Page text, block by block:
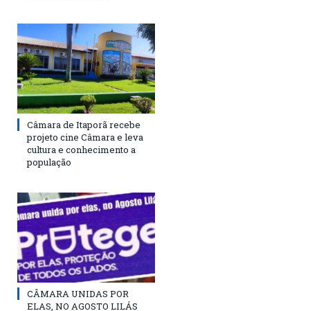
Câmara de Itaporã recebe
projeto cine Câmara e leva
cultura e conhecimento a
população
CÂMARA UNIDAS POR
ELAS, NO AGOSTO LILÁS